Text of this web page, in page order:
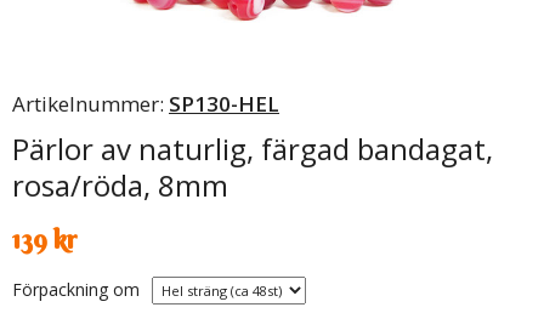
Artikelnummer: SP130-HEL
Pärlor av naturlig, färgad bandagat,
rosa/röda, 8mm
139 kr
Förpackning om